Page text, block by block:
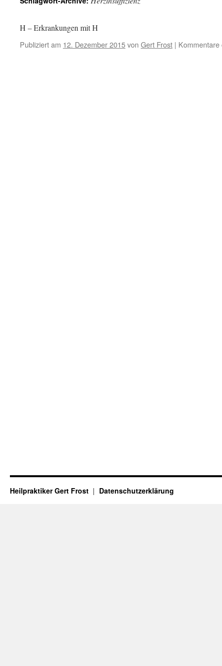
H – Erkrankungen mit H
Publiziert am 12. Dezember 2015von Gert Frost | Kommentare
Heilpraktiker Gert Frost Datenschutzerklärung